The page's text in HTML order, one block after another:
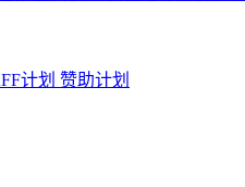
计划 赞助计划